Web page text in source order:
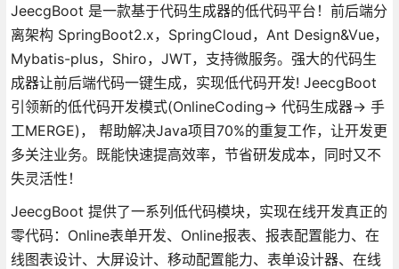
JeecgBoot 是一款基于代码生成器的低代码平台！前后端分
离架构 SpringBoot2.x，SpringCloud，Ant Design&Vue，
Mybatis-plus，Shiro，JWT，支持微服务。强大的代码生
成器让前后端代码一键生成，实现低代码开发! JeecgBoot
引领新的低代码开发模式(OnlineCoding-> 代码生成器-> 手
工MERGE)， 帮助解决Java项目70%的重复工作，让开发更
多关注业务。既能快速提高效率，节省研发成本，同时又不
失灵活性！
JeecgBoot 提供了一系列低代码模块，实现在线开发真正的
零代码：Online表单开发、Online报表、报表配置能力、在
线图表设计、大屏设计、移动配置能力、表单设计器、在线